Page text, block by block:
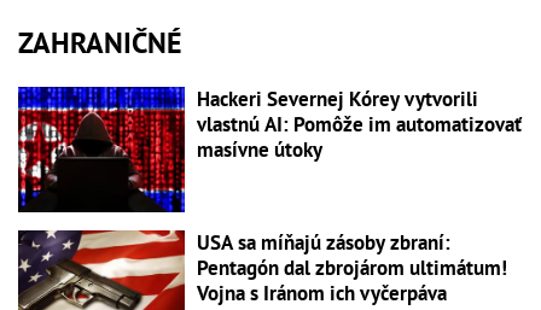
ZAHRANIČNÉ
Hackeri Severnej Kórey vytvorili
vlastnú AI: Pomôže im automatizovať
masívne útoky
USA sa míňajú zásoby zbraní:
Pentagón dal zbrojárom ultimátum!
Vojna s Iránom ich vyčerpáva